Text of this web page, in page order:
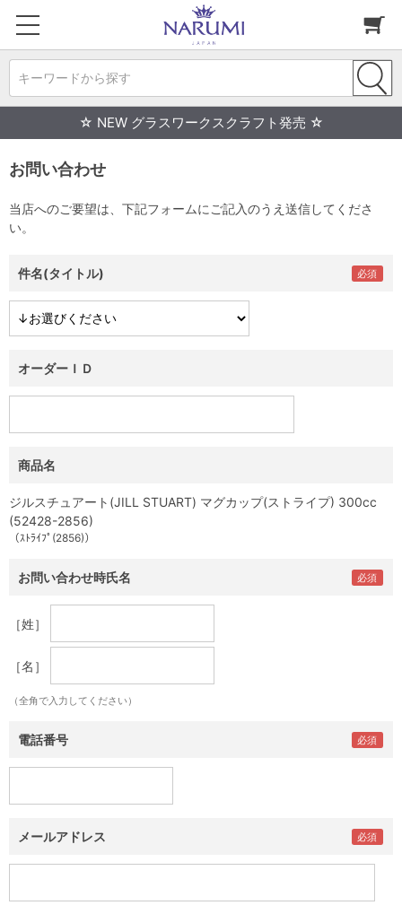
キーワードから探す
☆ NEW グラスワークスクラフト発売 ☆
お問い合わせ
当店へのご要望は、下記フォームにご記入のうえ送信してくださ
い。
件名(タイトル)
オーダーＩＤ
商品名
ジルスチュアート(JILL STUART) マグカップ(ストライプ) 300cc
(52428-2856)
（ｽﾄﾗｲﾌﾟ(2856)）
お問い合わせ時氏名
［姓］
［名］
（全角で入力してください）
電話番号
メールアドレス